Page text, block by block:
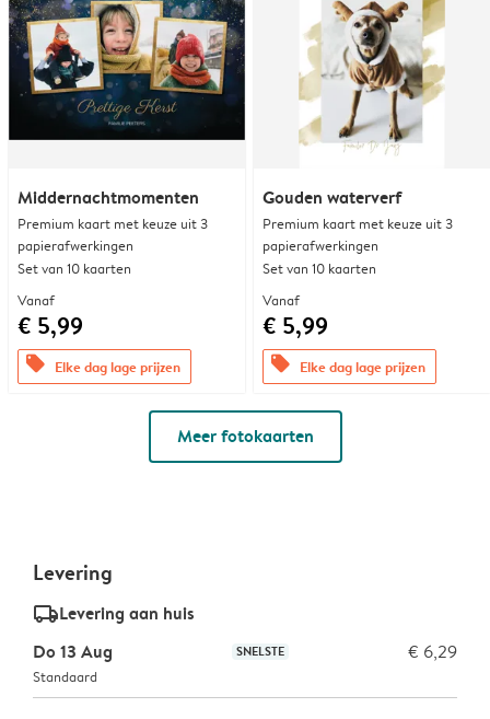
Middernachtmomenten
Premium kaart met keuze uit 3
papierafwerkingen
Set van 10 kaarten
Vanaf
€ 5,99
offers Elke dag lage prijzen
Gouden waterverf
Premium kaart met keuze uit 3
papierafwerkingen
Set van 10 kaarten
Vanaf
€ 5,99
offers Elke dag lage prijzen
Meer fotokaarten
Levering
delivery_standard_v2Levering aan huis
Do 13 Aug
SNELSTE € 6,29
Standaard